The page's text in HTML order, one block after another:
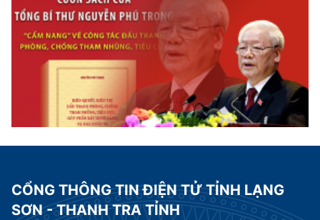
CỔNG THÔNG TIN ĐIỆN TỬ TỈNH LẠNG
SƠN - THANH TRA TỈNH